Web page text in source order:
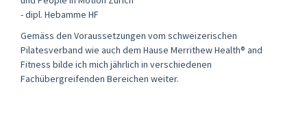
- dipl. Hebamme HF
Gemäss den Voraussetzungen vom schweizerischen
Pilatesverband wie auch dem Hause Merrithew Health® and
Fitness bilde ich mich jährlich in verschiedenen
Fachübergreifenden Bereichen weiter.